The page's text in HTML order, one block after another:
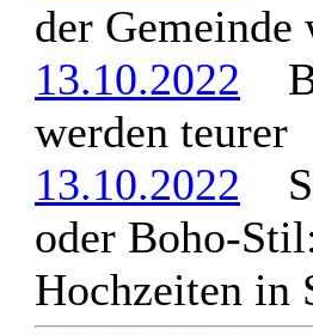
der
13.10.2022
werden teurer
13.10.2022
oder Boho-
Hochzeiten in